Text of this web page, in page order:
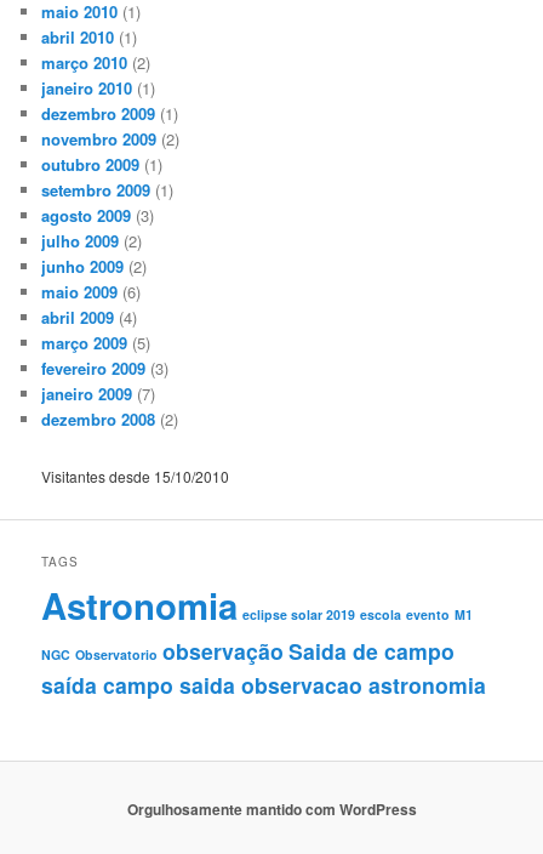
maio 2010 (1)
abril 2010 (1)
março 2010 (2)
janeiro 2010 (1)
dezembro 2009 (1)
novembro 2009 (2)
outubro 2009 (1)
setembro 2009 (1)
agosto 2009 (3)
julho 2009 (2)
junho 2009 (2)
maio 2009 (6)
abril 2009 (4)
março 2009 (5)
fevereiro 2009 (3)
janeiro 2009 (7)
dezembro 2008 (2)
Visitantes desde 15/10/2010
TAGS
Astronomia eclipse solar 2019 escola evento M1
NGC Observatorio observação Saida de campo
saída campo saida observacao astronomia
Orgulhosamente mantido com WordPress